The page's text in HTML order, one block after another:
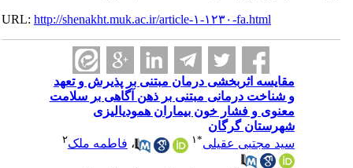
URL:http://shenakht.muk.ac.ir/article-۱-۱۲۳۰-fa.html
مقایسه اثربخشی درمان مبتنی بر پذیرش و تعهد
و شناخت درمانی مبتنی بر ذهن آگاهی بر سلامت
معنوی و فشار خون بیماران همودیالیزی
شهرستان گرگان
سید مجتبی عقیلی
۱ ،فاطمه ملک۲